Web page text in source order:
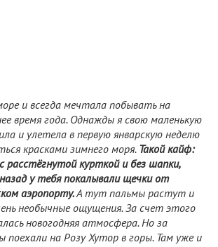
и всегда мечтала побывать на
время года. Однажды я свою маленькую
и улетела в первую январскую неделю
красками зимнего моря. Такой кайф:
расстёгнутой курткой и без шапки,
у тебя покалывали щечки от
аэропорту.А тут пальмы растут и
необычные ощущения. За счет этого
новогодняя атмосфера. Но за
поехали на Розу Хутор в горы. Там уже и